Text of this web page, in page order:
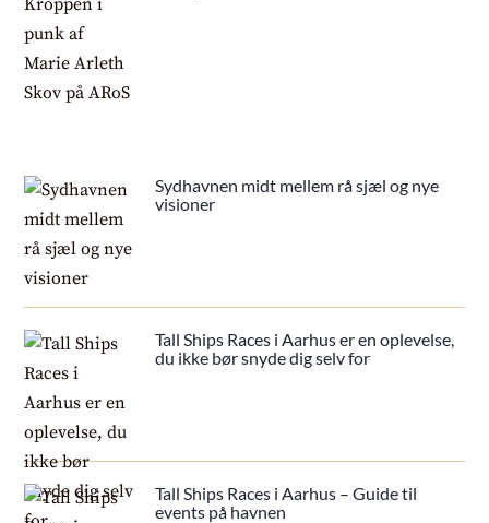
Sydhavnen midt mellem rå sjæl og nye
visioner
Tall Ships Races i Aarhus er en oplevelse,
du ikke bør snyde dig selv for
Tall Ships Races i Aarhus – Guide til
events på havnen